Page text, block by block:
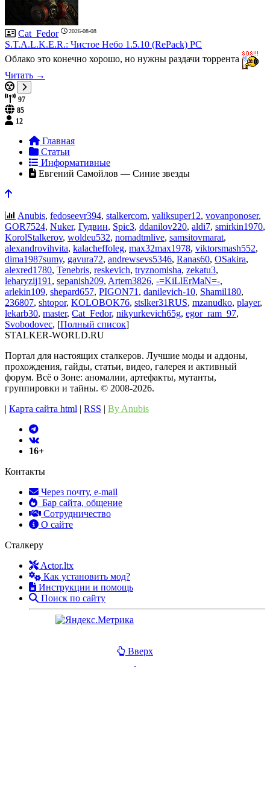
Cat_Fedor 2026-08-08
S.T.A.L.K.E.R.: Чистое Небо 1.5.10 (RePack) PC
Облако это конечно хорошо, но нужны раздачи торрента
Читать →
97
85
12
Главная
Статьи
Информативные
Евгений Самойлов — Синие звезды
Anubis, fedoseevr394, stalkercom, valiksuper12, vovanponoser,
GOR7524, Nuker, Гудвин, Spic3, ddanilov220, aldi7, smirkin1970,
KorolStalkerov, woldeu532, nomadtmlive, samsitovmarat,
alexandrovihvita, kalacheffoleg, max32max1978, viktorsmash552,
dima1987sumy, gavura72, andrewsevs5346, Ranas60, OSakira,
alexred1780, Tenebris, reskevich, tryznomisha, zekatu3,
leharyzij191 , sepanish209, Artem3826, -=KiLlErMaN=-,
arlekin109, shepard657, PIGON71 , danilevich-10, Shamil180,
236807, shtopor, KOLOBOK76, stslker31RUS, mzanudko, player,
lekarb30, master, Cat_Fedor, nikyurkevich65g, egor_ram_97,
Svobodovec, [Полный список]
STALKER-WORLD.RU
Портал для настоящих сталкеров. Лучшие моды и аддоны,
прохождения, гайды, статьи, видео, галерея и активный
форум. Всё о Зоне: аномалии, артефакты, мутанты,
группировки и тайны. ©️ 2008-2026.
| Карта сайта html | RSS | By Anubis
16+
Контакты
Через почту, e-mail
Бар сайта, общение
Сотрудничество
О сайте
Сталкеру
Actor.ltx
Как установить мод?
Инструкции и помощь
Поиск по сайту
Вверх